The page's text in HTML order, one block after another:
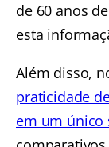
de 60 anos
esta
Além disso,
praticidade
em um único